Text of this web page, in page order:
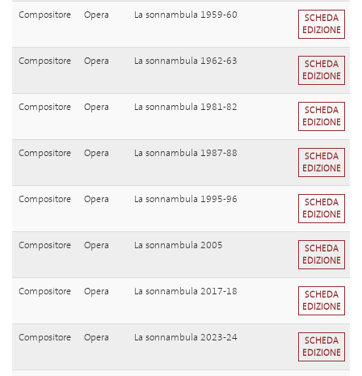
Compositore Opera La sonnambula 1959-60
SCHEDA
EDIZIONE
Compositore Opera La sonnambula 1962-63
SCHEDA
EDIZIONE
Compositore Opera La sonnambula 1981-82
SCHEDA
EDIZIONE
Compositore Opera La sonnambula 1987-88
SCHEDA
EDIZIONE
Compositore Opera La sonnambula 1995-96
SCHEDA
EDIZIONE
Compositore Opera La sonnambula 2005
SCHEDA
EDIZIONE
Compositore Opera La sonnambula 2017-18
SCHEDA
EDIZIONE
Compositore Opera La sonnambula 2023-24
SCHEDA
EDIZIONE